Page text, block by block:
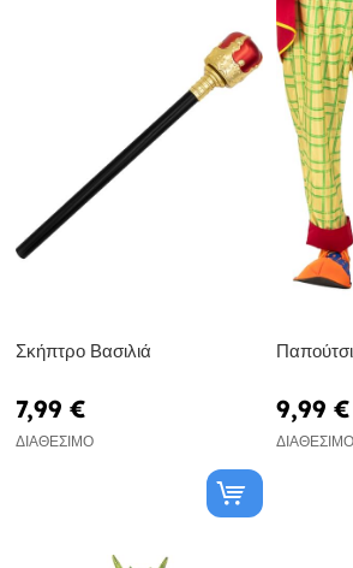
Σκήπτρο Βασιλιά
7,99 €
ΔΙΑΘΈΣΙΜΟ
9,99 €
ΔΙΑΘΈΣΙΜΟ